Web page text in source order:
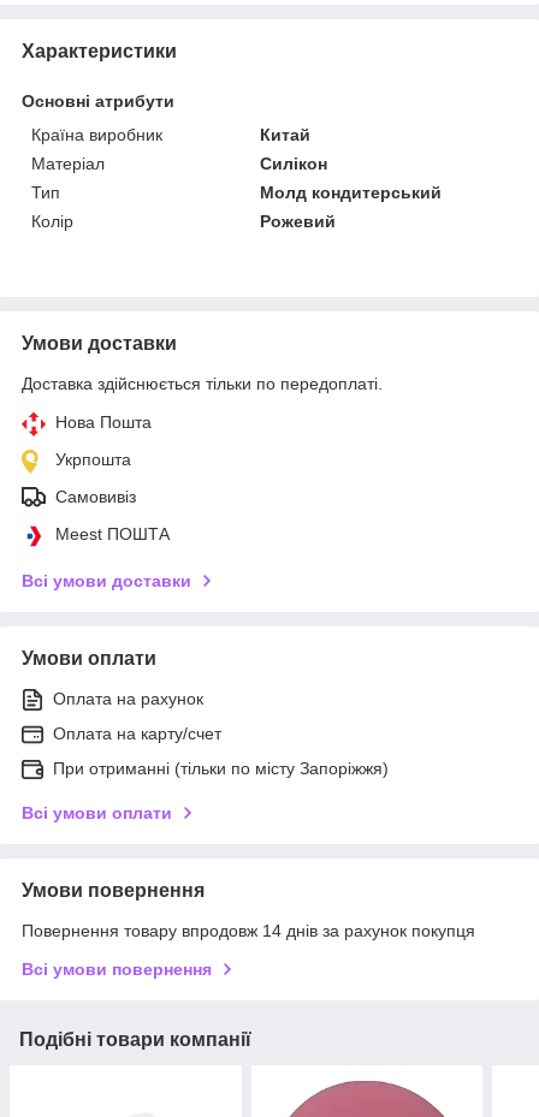
Характеристики
Основні атрибути
Країна виробник
Китай
Матеріал
Силікон
Тип
Молд кондитерський
Колір
Рожевий
Умови доставки
Доставка здійснюється тільки по передоплаті.
Нова Пошта
Укрпошта
Самовивіз
Meest ПОШТА
Всі умови доставки
Умови оплати
Оплата на рахунок
Оплата на карту/счет
При отриманні (тільки по місту Запоріжжя)
Всі умови оплати
Умови повернення
Повернення товару впродовж 14 днів за рахунок покупця
Всі умови повернення
Подібні товари компанії